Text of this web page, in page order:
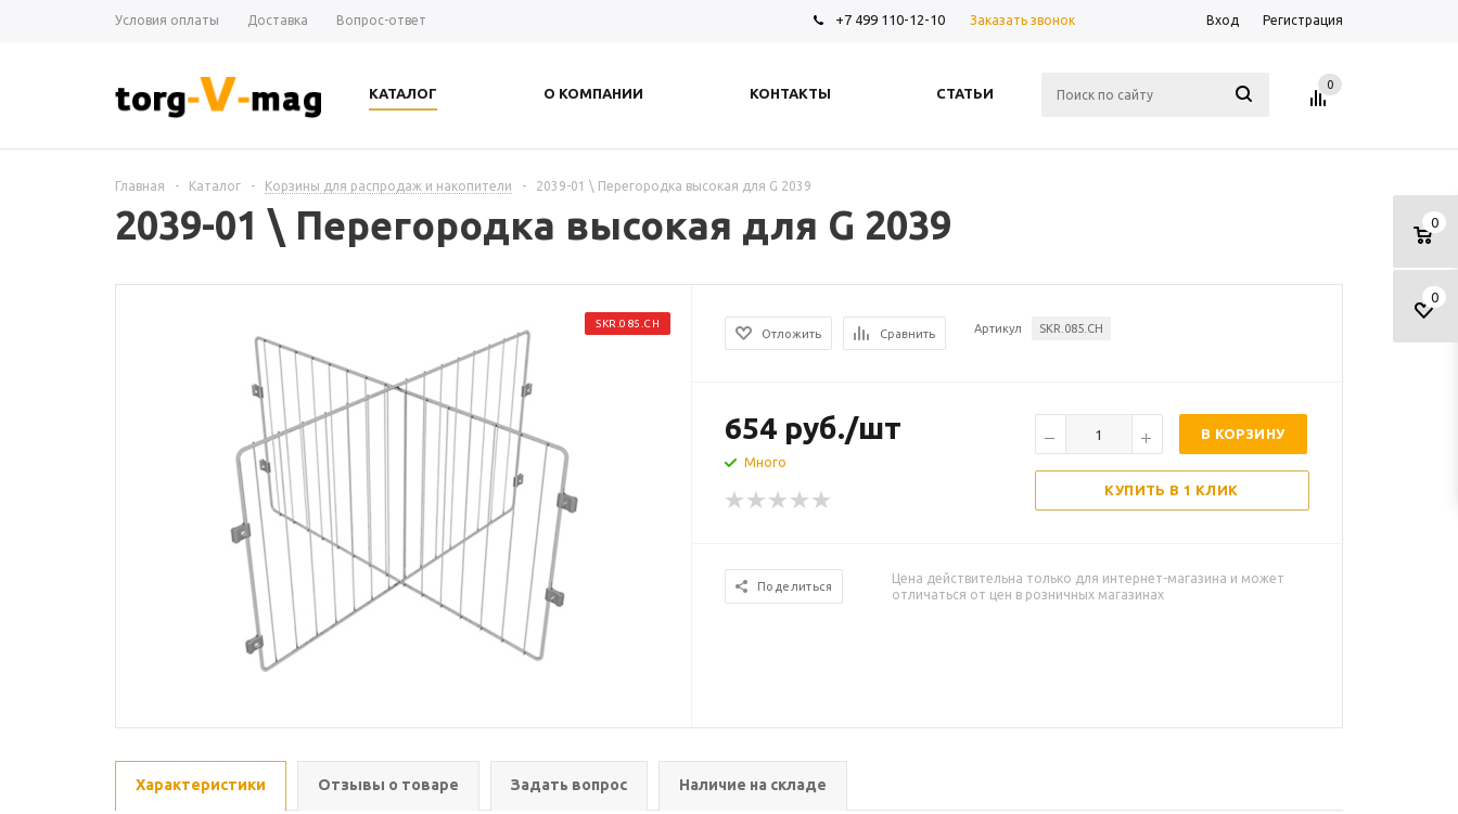
Условия оплаты Доставка Вопрос-ответ +7 499 110-12-10 Заказать звонок Вход Регистрация
КАТАЛОГ О КОМПАНИИ КОНТАКТЫ СТАТЬИ
0
0
0
Главная - Каталог - Корзины для распродаж и накопители - 2039-01 \ Перегородка высокая для G 2039
2039-01 \ Перегородка высокая для G 2039
SKR.085.CH
Отложить Сравнить Артикул SKR.085.CH
654 руб./шт
Много
В КОРЗИНУ
КУПИТЬ В 1 КЛИК
Поделиться
Цена действительна только для интернет-магазина и может
отличаться от цен в розничных магазинах
Характеристики Отзывы о товаре Задать вопрос Наличие на складе